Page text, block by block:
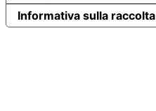
Informativa sulla raccolta